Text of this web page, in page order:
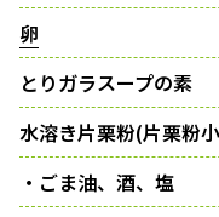
卵
とりガラスープの素
水溶き片栗粉(片栗粉
・ごま油、酒、塩